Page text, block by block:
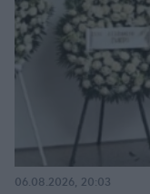
06.08.2026, 20:03